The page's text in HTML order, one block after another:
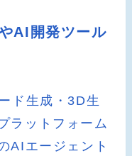
AI開発ツール
ド生成・3D生
ラットフォーム
AIエージェント